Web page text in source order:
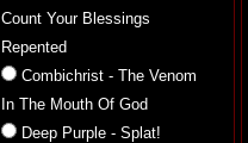
Count Your Blessings
Repented
Combichrist - The Venom
In The Mouth Of God
Deep Purple - Splat!